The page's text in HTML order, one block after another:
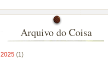
Arquivo do Coisa
2025 (1)